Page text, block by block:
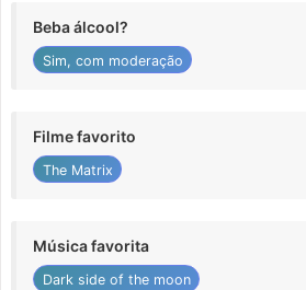
Beba álcool?
Sim, com moderação
Filme favorito
The Matrix
Música favorita
Dark side of the moon